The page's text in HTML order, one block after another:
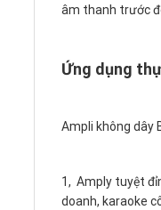
âm thanh trước
Ứng dụng
Ampli không dây
1, Amply tuyệt
doanh, karaoke